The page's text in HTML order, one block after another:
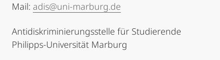
Mail: adis@uni-marburg.de
Antidiskriminierungsstelle für Studierende
Philipps-Universität Marburg